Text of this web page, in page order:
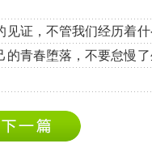
证，不管我们经历着什
的青春堕落，不要怠慢